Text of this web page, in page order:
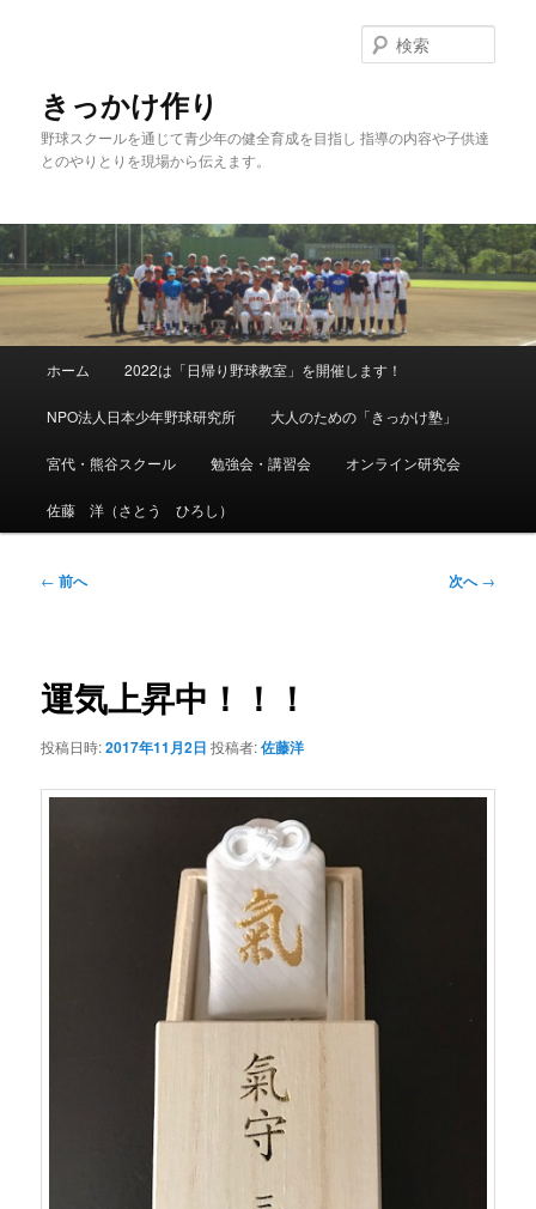
移
動
きっかけ作り
野球スクールを通じて青少年の健全育成を目指し 指導の内容や子供達
とのやりとりを現場から伝えます。
索
ホーム 2022は「日帰り野球教室」を開催します！
NPO法人日本少年野球研究所 大人のための「きっかけ塾」
宮代・熊谷スクール 勉強会・講習会 オンライン研究会
佐藤 洋（さとう ひろし）
投
ゲ
ー
ョ
← 前へ 次へ→
運気上昇中！！！
投稿日時:2017年11月2日 投稿者:佐藤洋